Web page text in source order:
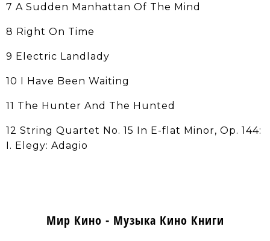
7 A Sudden Manhattan Of The Mind
8 Right On Time
9 Electric Landlady
10 I Have Been Waiting
11 The Hunter And The Hunted
12 String Quartet No. 15 In E-flat Minor, Op. 144:
I. Elegy: Adagio
Мир Кино - Музыка Кино Книги